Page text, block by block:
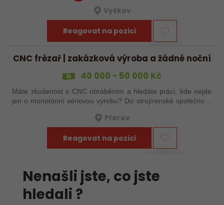
Vyškov
Reagovat na pozici
CNC frézař | zakázková výroba a žádné noční
40 000 - 50 000 Kč
Máte zkušenost s CNC obráběním a hledáte práci, kde nejde
jen o monotónní sériovou výrobu? Do strojírenské společnosti
Přerov
Reagovat na pozici
Nenašli jste, co jste
hledali ?